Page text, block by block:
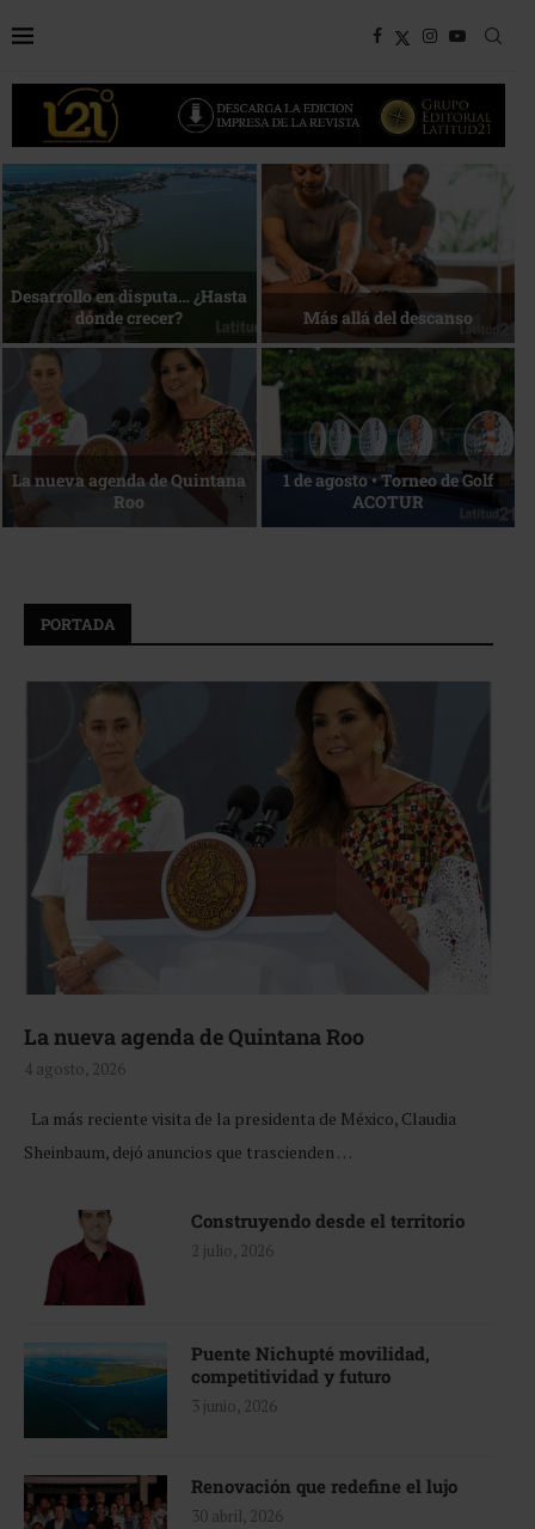
Bottega, un viaje servido a la
mesa
Energía que Impulsa la
competitividad
Reconocimiento de viajeros La esencia del servicio
PORTADA
La nueva agenda de Quintana Roo
4 agosto, 2026
La más reciente visita de la presidenta de México, Claudia
Sheinbaum, dejó anuncios que trascienden …
Construyendo desde el territorio
2 julio, 2026
Puente Nichupté movilidad,
competitividad y futuro
3 junio, 2026
Renovación que redefine el lujo
30 abril, 2026